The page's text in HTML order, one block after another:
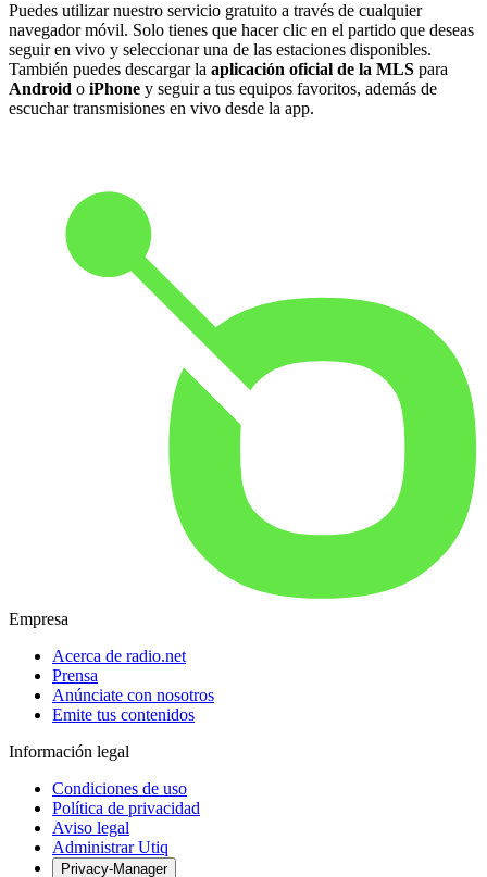
Puedes utilizar nuestro servicio gratuito a través de cualquier
navegador móvil. Solo tienes que hacer clic en el partido que deseas
seguir en vivo y seleccionar una de las estaciones disponibles.
También puedes descargar la aplicación oficial de la MLS para
Android o iPhone y seguir a tus equipos favoritos, además de
escuchar transmisiones en vivo desde la app.
Empresa
Acerca de radio.net
Prensa
Anúnciate con nosotros
Emite tus contenidos
Información legal
Condiciones de uso
Política de privacidad
Aviso legal
Administrar Utiq
Privacy-Manager